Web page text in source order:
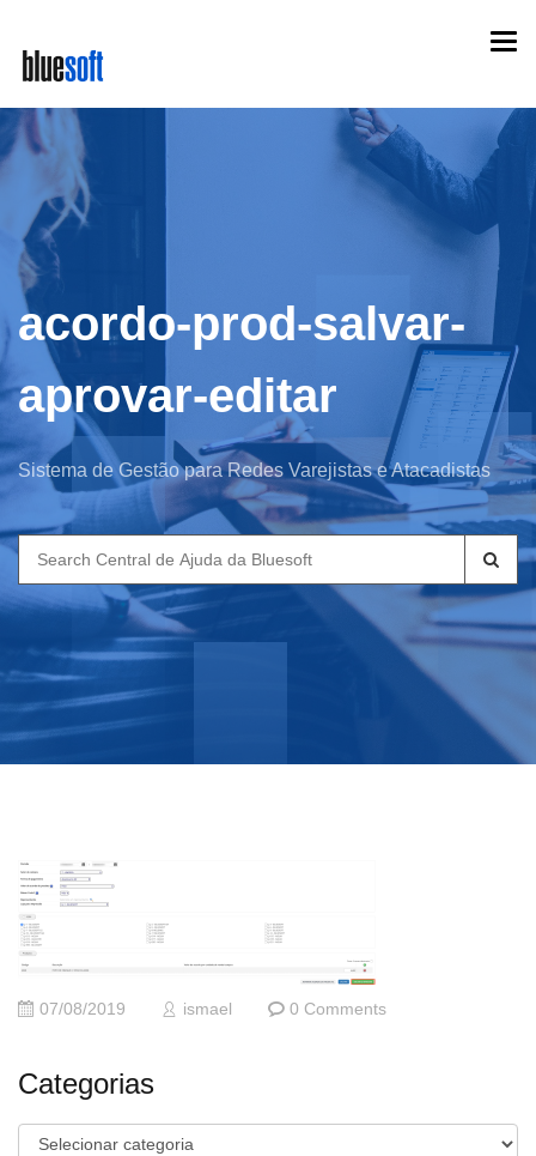
main
content
acordo-prod-salvar-
aprovar-editar
Sistema de Gestão para Redes Varejistas e Atacadistas
Search
for:
07/08/2019 ismael 0 Comments
Categorias
Categorias